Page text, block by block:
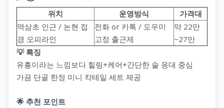
위치 운영방식
가격대
역삼초 인근 / 논현 접
경 오피라인
전화 or 카톡 / 도우미
고정 출근제
약 22만
~27만
💡 특징
유흥이라는 느낌보다 힐링+케어+간단한 술 응대 중심
가끔 단골 한정 미니 칵테일 세트 제공
🌟 추천 포인트